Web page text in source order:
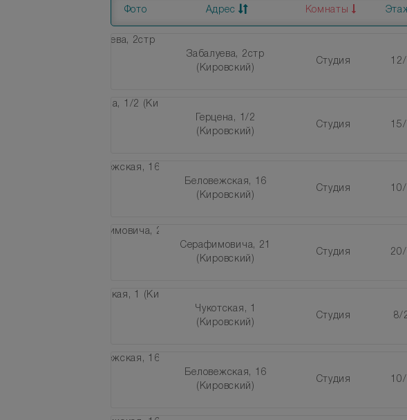
Фото Адрес Комнаты
Забалуева, 2стр
(Кировский)
Студия 12/
Герцена, 1/2
(Кировский)
Студия 15/
Беловежская, 16
(Кировский)
Студия 10/
Серафимовича, 21
(Кировский)
Студия
Чукотская, 1
(Кировский)
Студия 8/
Беловежская, 16
(Кировский)
Студия 10/